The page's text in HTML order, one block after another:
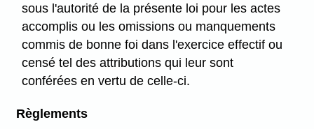
sous l'autorité de la présente loi pour les actes
accomplis ou les omissions ou manquements
commis de bonne foi dans l'exercice effectif ou
censé tel des attributions qui leur sont
conférées en vertu de celle-ci.
Règlements